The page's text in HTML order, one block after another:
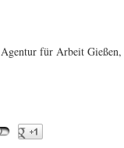
für Arbeit Gießen,